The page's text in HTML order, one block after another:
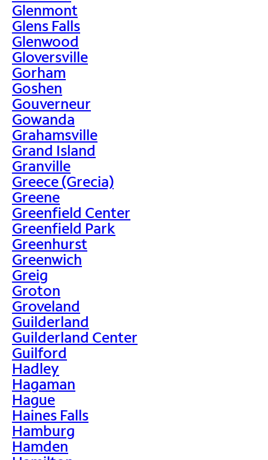
Glenmont
Glens Falls
Glenwood
Gloversville
Gorham
Goshen
Gouverneur
Gowanda
Grahamsville
Grand Island
Granville
Greece (Grecia)
Greene
Greenfield Center
Greenfield Park
Greenhurst
Greenwich
Greig
Groton
Groveland
Guilderland
Guilderland Center
Guilford
Hadley
Hagaman
Hague
Haines Falls
Hamburg
Hamden